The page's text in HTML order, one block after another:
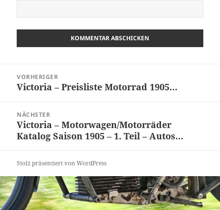
VORHERIGER
Vorheriger
Victoria – Preisliste Motorrad 1905…
NÄCHSTER
Nächster
Beitrag:
Victoria – Motorwagen/Motorräder
Katalog Saison 1905 – 1. Teil – Autos…
Stolz präsentiert von WordPress